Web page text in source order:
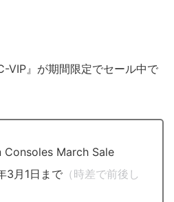
』が期間限定でセール中で
Consoles March Sale
3月1日まで （時差で前後し